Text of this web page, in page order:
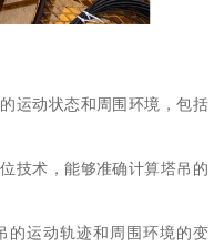
运动状态和周围环境，包括
技术，能够准确计算塔吊的
的运动轨迹和周围环境的变